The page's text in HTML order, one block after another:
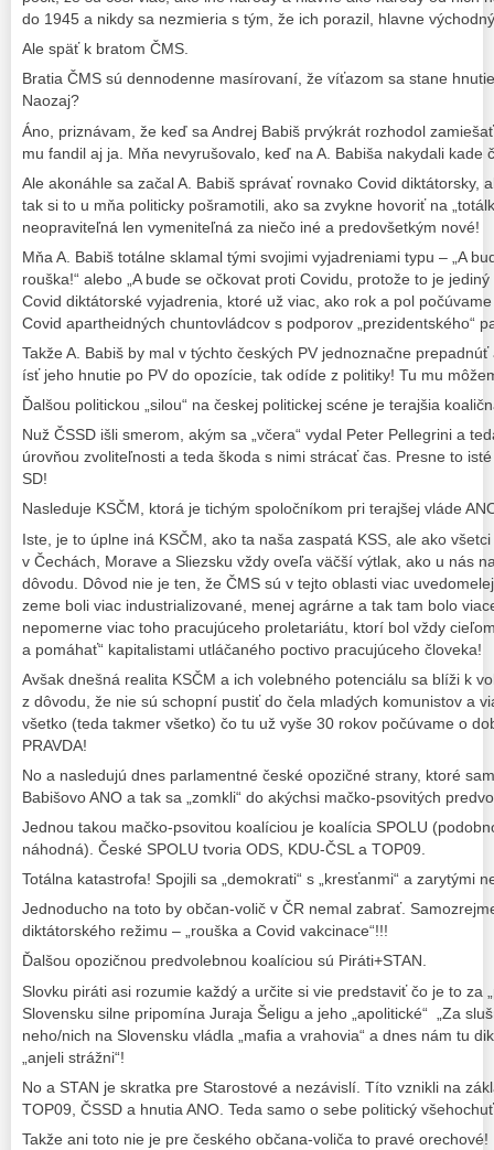
do 1945 a nikdy sa nezmieria s tým, že ich porazil, hlavne
Ale späť k bratom ČMS.
Bratia ČMS sú dennodenne masírovaní, že víťazom sa stane
Naozaj?
Áno, priznávam, že keď sa Andrej Babiš prvýkrát rozhodol
mu fandil aj ja. Mňa nevyrušovalo, keď na A. Babiša nakydali kade
Ale akonáhle sa začal A. Babiš správať rovnako Covid diktátorsky,
tak si to u mňa politicky pošramotili, ako sa zvykne hovoriť na
neopraviteľná len vymeniteľná za niečo iné a predovšetkým nové!
Mňa A. Babiš totálne sklamal tými svojimi vyjadreniami typu – „A
rouška!“ alebo „A bude se očkovat proti Covidu, protože to je
Covid diktátorské vyjadrenia, ktoré už viac, ako rok a pol
Covid apartheidných chuntovládcov s podporov „prezidentského“
Takže A. Babiš by mal v týchto českých PV jednoznačne
ísť jeho hnutie po PV do opozície, tak odíde z politiky! Tu mu
Ďalšou politickou „silou“ na českej politickej scéne je terajšia
Nuž ČSSD išli smerom, akým sa „včera“ vydal Peter Pellegrini a
úrovňou zvoliteľnosti a teda škoda s nimi strácať čas. Presne to
SD!
Nasleduje KSČM, ktorá je tichým spoločníkom pri terajšej vláde
Iste, je to úplne iná KSČM, ako ta naša zaspatá KSS, ale ako
v Čechách, Morave a Sliezsku vždy oveľa väčší výtlak, ako u nás
dôvodu. Dôvod nie je ten, že ČMS sú v tejto oblasti viac
zeme boli viac industrializované, menej agrárne a tak tam bolo
nepomerne viac toho pracujúceho proletariátu, ktorí bol vždy
a pomáhať“ kapitalistami utláčaného poctivo pracujúceho človeka!
Avšak dnešná realita KSČM a ich volebného potenciálu sa blíži k
z dôvodu, že nie sú schopní pustiť do čela mladých komunistov a
všetko (teda takmer všetko) čo tu už vyše 30 rokov počúvame o
PRAVDA!
No a nasledujú dnes parlamentné české opozičné strany, ktoré
Babišovo ANO a tak sa „zomkli“ do akýchsi mačko-psovitých
Jednou takou mačko-psovitou koalíciou je koalícia SPOLU
náhodná). České SPOLU tvoria ODS, KDU-ČSL a TOP09.
Totálna katastrofa! Spojili sa „demokrati“ s „kresťanmi“ a zarytými
Jednoducho na toto by občan-volič v ČR nemal zabrať.
diktátorského režimu – „rouška a Covid vakcinace“!!!
Ďalšou opozičnou predvolebnou koalíciou sú Piráti+STAN.
Slovku piráti asi rozumie každý a určite si vie predstaviť čo je to za
Slovensku silne pripomína Juraja Šeligu a jeho „apolitické“ „Za
neho/nich na Slovensku vládla „mafia a vrahovia“ a dnes nám tu
„anjeli strážni“!
No a STAN je skratka pre Starostové a nezávislí. Títo vznikli na
TOP09, ČSSD a hnutia ANO. Teda samo o sebe politický
Takže ani toto nie je pre českého občana-voliča to pravé